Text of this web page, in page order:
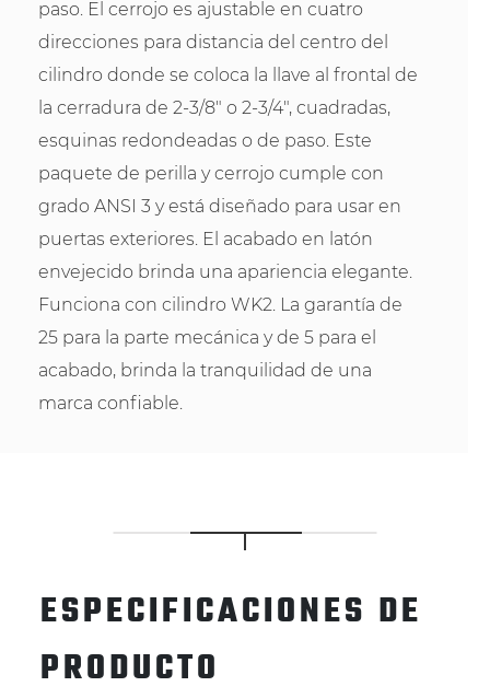
paso. El cerrojo es ajustable en cuatro
direcciones para distancia del centro del
cilindro donde se coloca la llave al frontal de
la cerradura de 2-3/8" o 2-3/4", cuadradas,
esquinas redondeadas o de paso. Este
paquete de perilla y cerrojo cumple con
grado ANSI 3 y está diseñado para usar en
puertas exteriores. El acabado en latón
envejecido brinda una apariencia elegante.
Funciona con cilindro WK2. La garantía de
25 para la parte mecánica y de 5 para el
acabado, brinda la tranquilidad de una
marca confiable.
ESPECIFICACIONES DE
PRODUCTO